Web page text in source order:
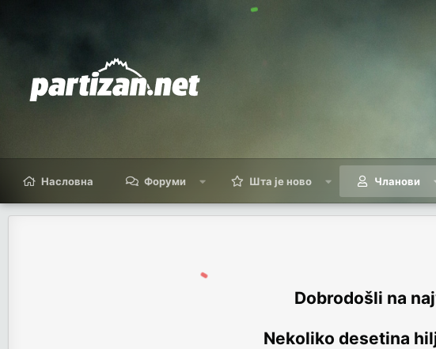
Насловна Форуми Шта је ново Чланови
Dobrodošli na
Nekoliko desetina